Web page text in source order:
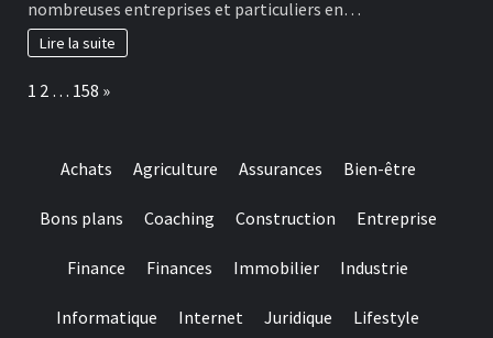
nombreuses entreprises et particuliers en…
Lire la suite
Page:
1 2 … 158 Next
»
Achats Agriculture Assurances Bien-être
Bons plans Coaching Construction Entreprise
Finance Finances Immobilier Industrie
Informatique Internet Juridique Lifestyle